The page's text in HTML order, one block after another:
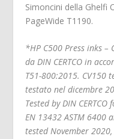
Simoncini della Ghelfi
PageWide T1190.
*HP C500 Press inks –
da DIN CERTCO in
T51-800:2015. CV150
testato nel dicembre
Tested by DIN
EN 13432 ASTM 6400
tested November